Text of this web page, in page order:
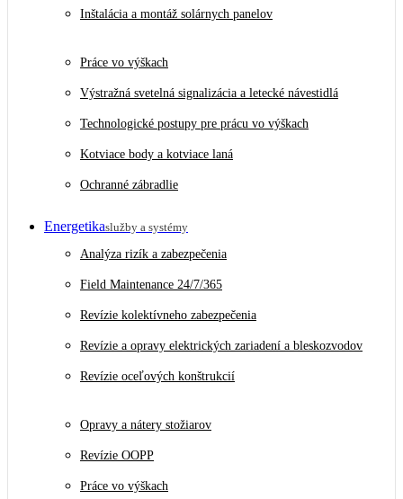
Inštalácia a montáž solárnych panelov
Práce vo výškach
Výstražná svetelná signalizácia a letecké návestidlá
Technologické postupy pre prácu vo výškach
Kotviace body a kotviace laná
Ochranné zábradlie
Energetikaslužby a systémy
Analýza rizík a zabezpečenia
Field Maintenance 24/7/365
Revízie kolektívneho zabezpečenia
Revízie a opravy elektrických zariadení a bleskozvodov
Revízie oceľových konštrukcií
Opravy a nátery stožiarov
Revízie OOPP
Práce vo výškach